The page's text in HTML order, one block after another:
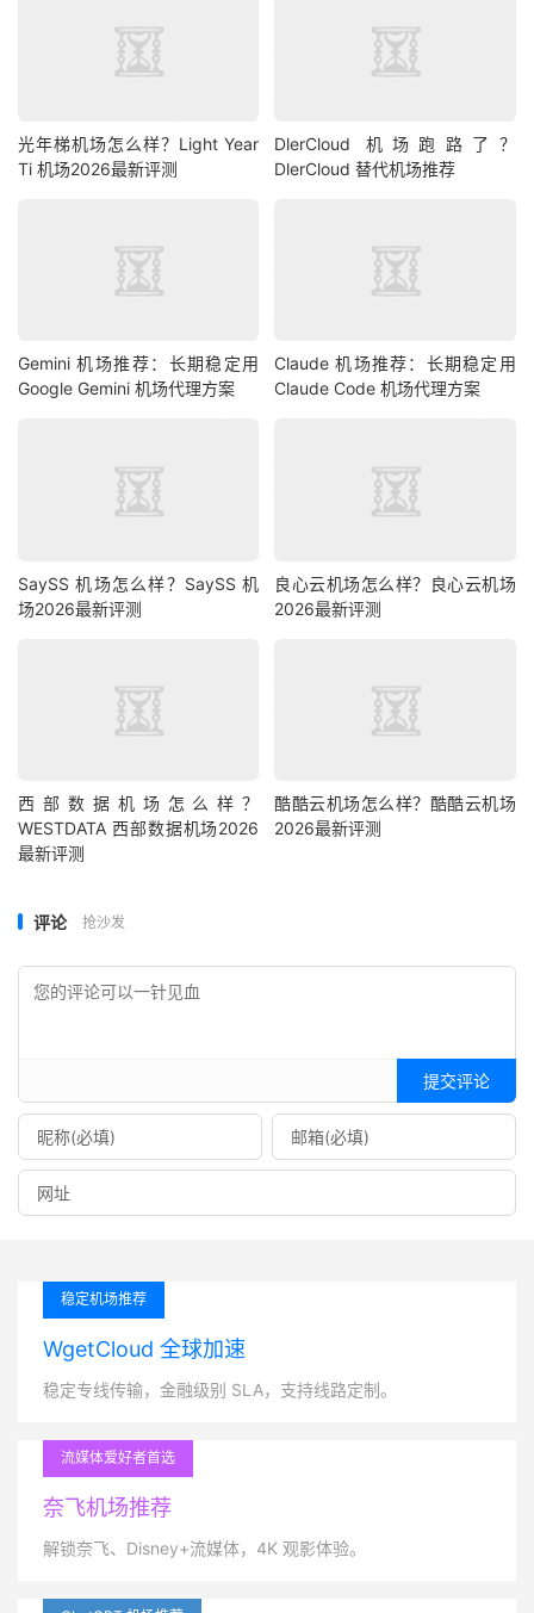
光年梯机场怎么样？Light Year
Ti 机场2026最新评测
DlerCloud 机场跑路了？
DlerCloud 替代机场推荐
Gemini 机场推荐：长期稳定用
Google Gemini 机场代理方案
Claude 机场推荐：长期稳定用
Claude Code 机场代理方案
SaySS 机场怎么样？SaySS 机
场2026最新评测
良心云机场怎么样？良心云机场
2026最新评测
西部数据机场怎么样？
WESTDATA 西部数据机场2026
最新评测
酷酷云机场怎么样？酷酷云机场
2026最新评测
评论 抢沙发
提交评论
稳定机场推荐
WgetCloud 全球加速
稳定专线传输，金融级别 SLA，支持线路定制。
流媒体爱好者首选
奈飞机场推荐
解锁奈飞、Disney+流媒体，4K 观影体验。